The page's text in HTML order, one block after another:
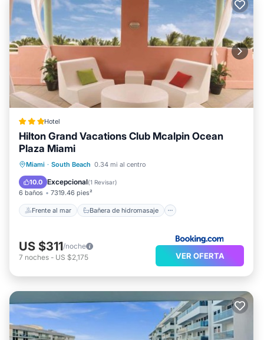
Hotel
Hilton Grand Vacations Club Mcalpin Ocean
Plaza Miami
Miami · South Beach 0.34 mi al centro
10.0 Excepcional(1 Revisar)
6 baños 7319.46 pies²
Frente al mar Bañera de hidromasaje
Frente al mar
Bañera de hidromasaje
Aparcamiento
US $311/noche
7 noches - US $2,175 VER OFERTA